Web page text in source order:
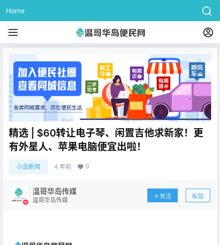
Home
精选 | $60转让电子琴、闲置吉他求新家！更
有外星人、苹果电脑便宜出啦！
小岛新闻 4 年前 0
温哥华岛传媒
温哥华岛传媒
关注 私信